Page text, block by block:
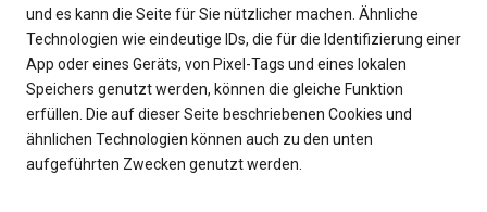
und es kann die Seite für Sie nützlicher machen. Ähnliche
Technologien wie eindeutige IDs, die für die Identifizierung einer
App oder eines Geräts, von Pixel-Tags und eines lokalen
Speichers genutzt werden, können die gleiche Funktion
erfüllen. Die auf dieser Seite beschriebenen Cookies und
ähnlichen Technologien können auch zu den unten
aufgeführten Zwecken genutzt werden.